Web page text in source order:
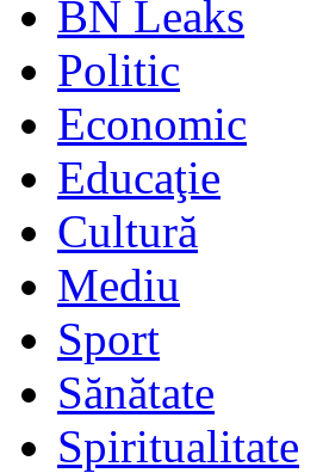
BN Leaks
Politic
Economic
Educaţie
Cultură
Mediu
Sport
Sănătate
Spiritualitate